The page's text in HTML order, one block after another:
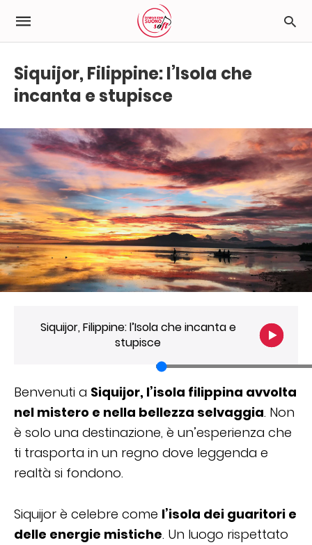
Siquijor, Filippine: l’Isola che
incanta e stupisce
Siquijor, Filippine: l’Isola che incanta e
stupisce
Benvenuti a Siquijor, l’isola filippina avvolta
nel mistero e nella bellezza selvaggia. Non
è solo una destinazione, è un’esperienza che
ti trasporta in un regno dove leggenda e
realtà si fondono.
Siquijor è celebre come l’isola dei guaritori e
delle energie mistiche. Un luogo rispettato